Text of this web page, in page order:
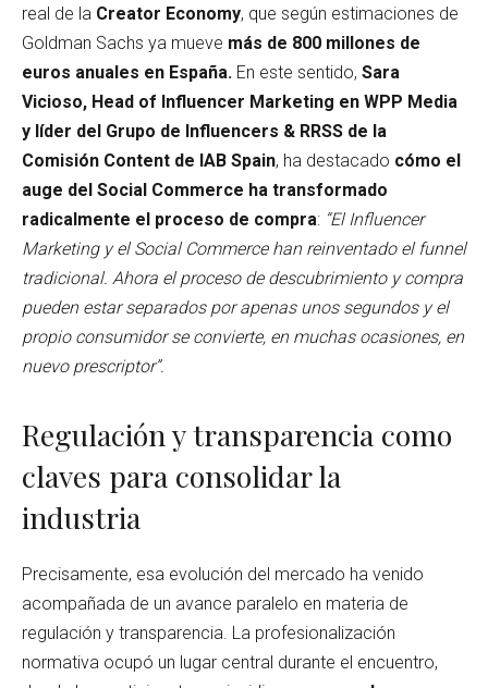
real de la Creator Economy, que según estimaciones de
Goldman Sachs ya mueve más de 800 millones de
euros anuales en España. En este sentido, Sara
Vicioso, Head of Influencer Marketing en WPP Media
y líder del Grupo de Influencers & RRSS de la
Comisión Content de IAB Spain, ha destacado cómo el
auge del Social Commerce ha transformado
radicalmente el proceso de compra: “El Influencer
Marketing y el Social Commerce han reinventado el funnel
tradicional. Ahora el proceso de descubrimiento y compra
pueden estar separados por apenas unos segundos y el
propio consumidor se convierte, en muchas ocasiones, en
nuevo prescriptor”.
Regulación y transparencia como
claves para consolidar la
industria
Precisamente, esa evolución del mercado ha venido
acompañada de un avance paralelo en materia de
regulación y transparencia. La profesionalización
normativa ocupó un lugar central durante el encuentro,